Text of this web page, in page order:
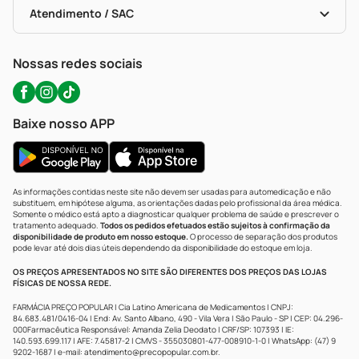
Políticas De Marketplace
Portal Da Privacidade
Atendimento / SAC
Nossas redes sociais
Baixe nosso APP
As informações contidas neste site não devem ser usadas para automedicação e não
substituem, em hipótese alguma, as orientações dadas pelo profissional da área médica.
Somente o médico está apto a diagnosticar qualquer problema de saúde e prescrever o
tratamento adequado. Todos os pedidos efetuados estão sujeitos à confirmação da
disponibilidade de produto em nosso estoque.O processo de separação dos produtos
pode levar até dois dias úteis dependendo da disponibilidade do estoque em loja.
OS PREÇOS APRESENTADOS NO SITE SÃO DIFERENTES DOS PREÇOS DAS LOJAS
FÍSICAS DE NOSSA REDE.
FARMÁCIA PREÇO POPULAR | Cia Latino Americana de Medicamentos | CNPJ:
84.683.481/0416-04 | End: Av. Santo Albano, 490 - Vila Vera | São Paulo - SP | CEP: 04.296-
000Farmacêutica Responsável: Amanda Zelia Deodato | CRF/SP: 107393 | IE:
140.593.699.117 | AFE: 7.45817-2 | CMVS - 355030801-477-008910-1-0 | WhatsApp: (47) 9
9202-1687 | e-mail: atendimento@precopopular.com.br.